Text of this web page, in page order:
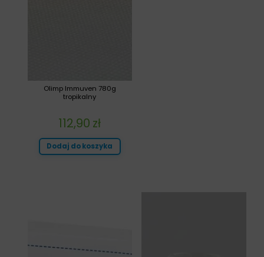
Olimp Immuven 780g
tropikalny
112,90 zł
Dodaj do koszyka